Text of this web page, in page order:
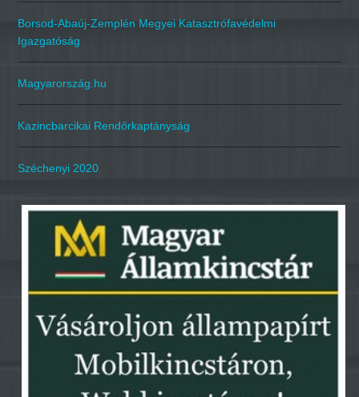
Borsod-Abaúj-Zemplén Megyei Katasztrófavédelmi
Igazgatóság
Magyarország.hu
Kazincbarcikai Rendőrkaptányság
Széchenyi 2020